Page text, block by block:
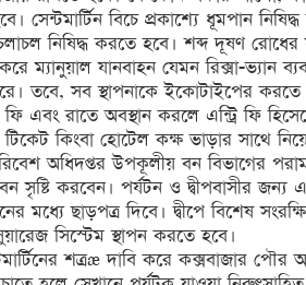
সেন্টমার্টিন বিচে প্রকাশ্যে ধূমপান
নিষিদ্ধ করতে হবে। শব্দ দূষণ
করে ম্যানুয়াল যানবাহন যেমন রিক্সা-ভ্যান
তবে, সব স্থাপনাকে ইকোটাইপের করতে
এবং রাতে অবস্থান করলে এন্ট্রি ফি
কিংবা হোটেল কক্ষ ভাড়ার সাথে
অধিদপ্তর উপকূলীয় বন বিভাগের
সৃষ্টি করবেন। পর্যটন ও দ্বীপবাসীর জন্য
মধ্যে ছাড়পত্র দিবে। দ্বীপে বিশেষ
সিস্টেম স্থাপন করতে হবে।
শত্রæ দাবি করে কক্সবাজার